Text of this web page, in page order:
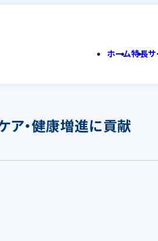
ホーム特長
ア・健康増進に貢献